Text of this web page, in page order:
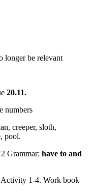
longer be relevant
20.11.
numbers
creeper, sloth,
pool.
Grammar: have to and
Activity 1-4. Work book